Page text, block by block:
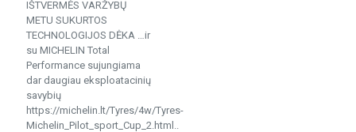
IŠTVERMĖS VARŽYBŲ
METU SUKURTOS
TECHNOLOGIJOS DĖKA …ir
su MICHELIN Total
Performance sujungiama
dar daugiau eksploatacinių
savybių
https://michelin.lt/Tyres/4w/Tyres-
Michelin_Pilot_sport_Cup_2.html..